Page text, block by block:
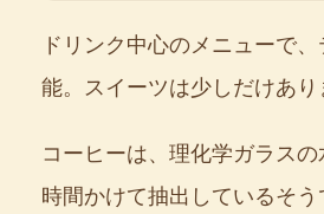
ドリンク中心のメニューで
能。スイーツは少しだけあり
コーヒーは、理化学ガラス
時間かけて抽出しているそう